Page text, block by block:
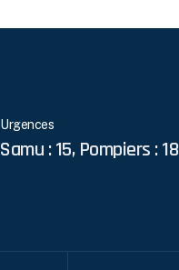
Urgences
Samu : 15, Pompiers : 18